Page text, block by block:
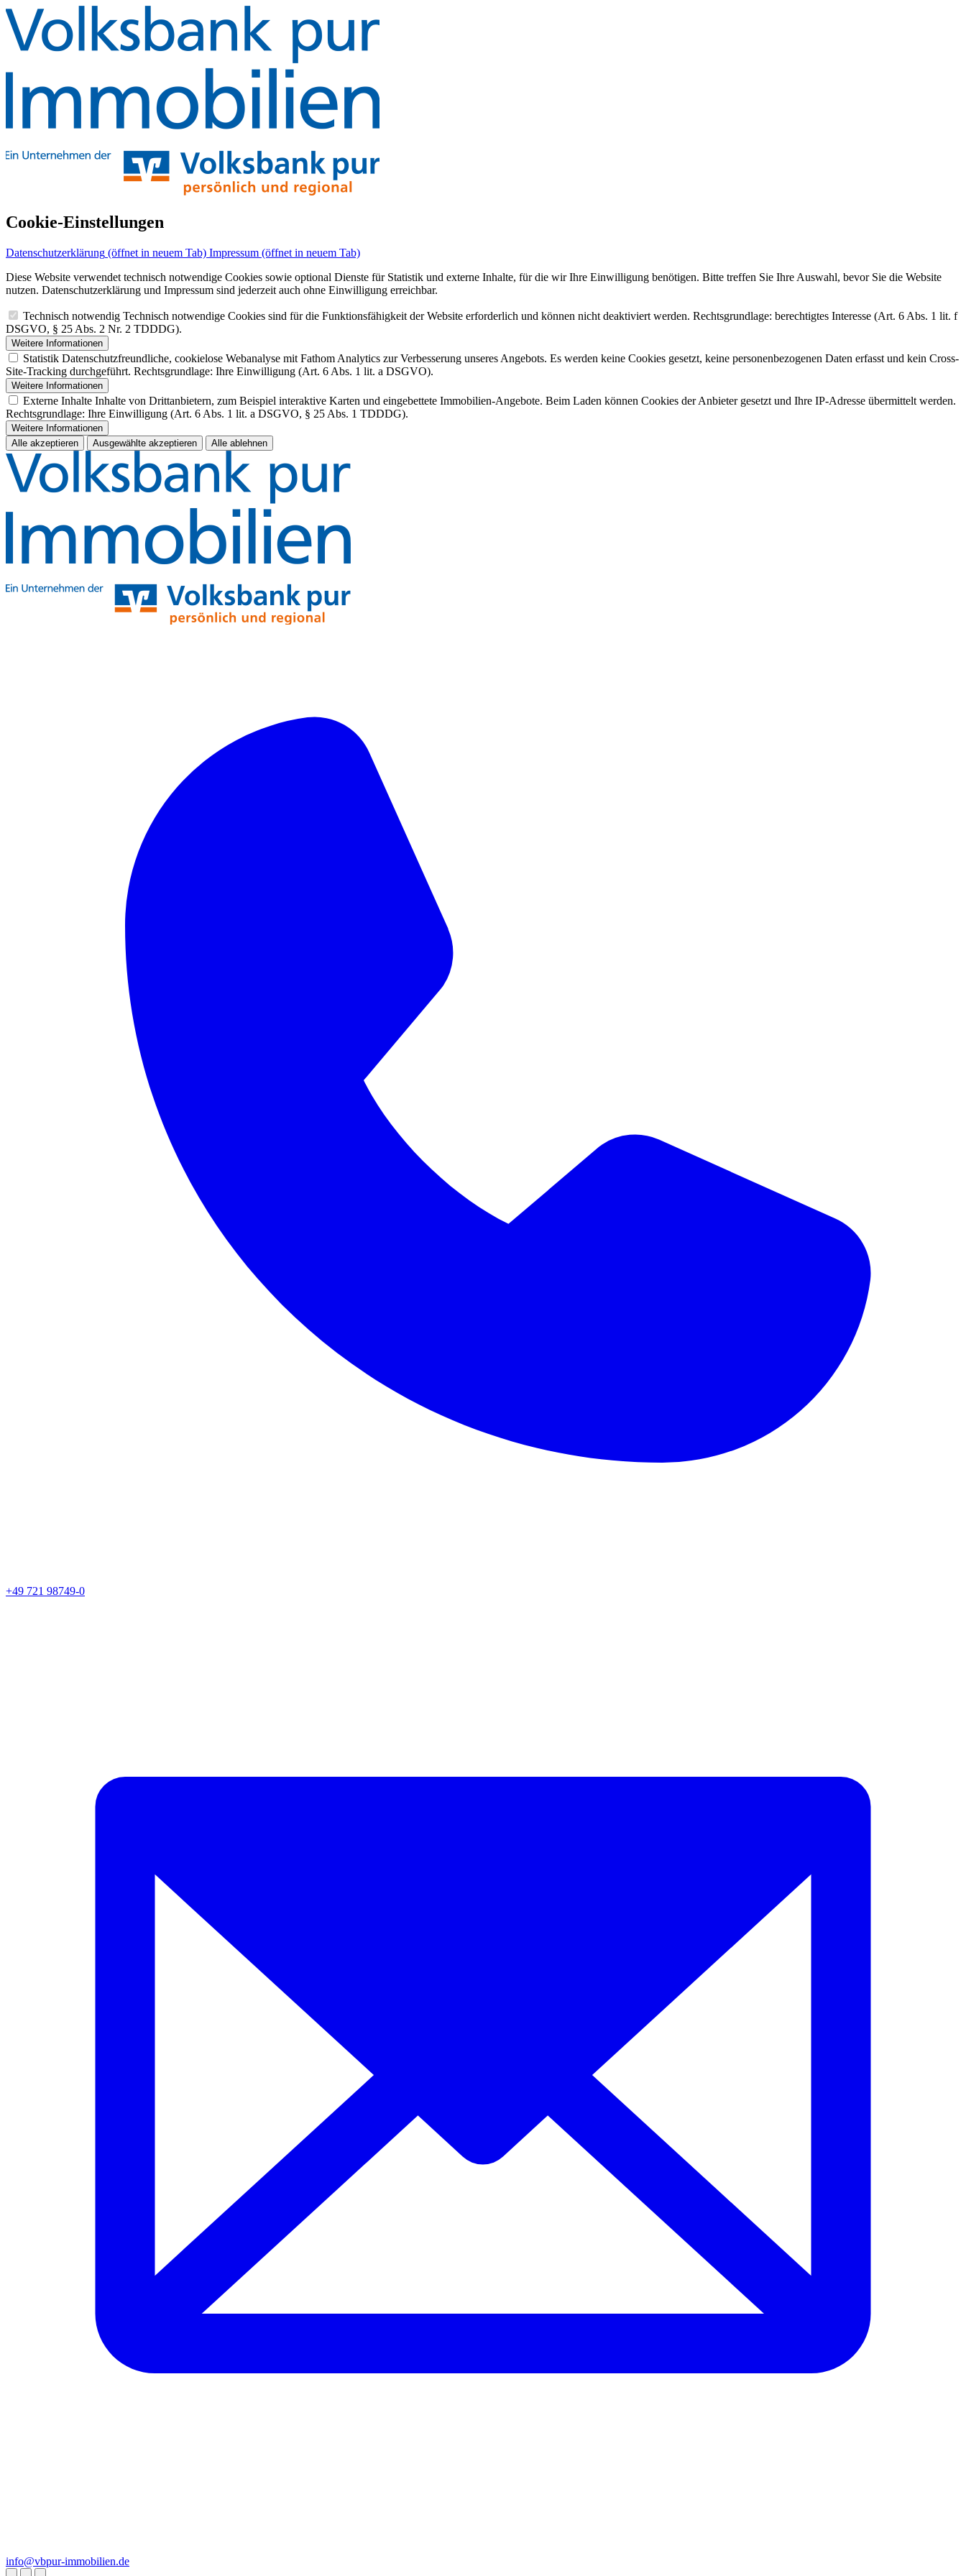
Cookie-Einstellungen
Datenschutzerklärung (öffnet in neuem Tab) Impressum (öffnet in neuem Tab)
Diese Website verwendet technisch notwendige Cookies sowie optional Dienste für Statistik und externe Inhalte, für die wir Ihre Einwilligung benötigen. Bitte treffen Sie Ihre Auswahl, bevor Sie die Website
nutzen. Datenschutzerklärung und Impressum sind jederzeit auch ohne Einwilligung erreichbar.
Technisch notwendig Technisch notwendige Cookies sind für die Funktionsfähigkeit der Website erforderlich und können nicht deaktiviert werden. Rechtsgrundlage: berechtigtes Interesse (Art. 6 Abs. 1 lit. f
DSGVO, § 25 Abs. 2 Nr. 2 TDDDG).
Weitere Informationen
Statistik Datenschutzfreundliche, cookielose Webanalyse mit Fathom Analytics zur Verbesserung unseres Angebots. Es werden keine Cookies gesetzt, keine personenbezogenen Daten erfasst und kein Cross-
Site-Tracking durchgeführt. Rechtsgrundlage: Ihre Einwilligung (Art. 6 Abs. 1 lit. a DSGVO).
Weitere Informationen
Externe Inhalte Inhalte von Drittanbietern, zum Beispiel interaktive Karten und eingebettete Immobilien-Angebote. Beim Laden können Cookies der Anbieter gesetzt und Ihre IP-Adresse übermittelt werden.
Rechtsgrundlage: Ihre Einwilligung (Art. 6 Abs. 1 lit. a DSGVO, § 25 Abs. 1 TDDDG).
Weitere Informationen
Alle akzeptieren
Ausgewählte akzeptieren Alle ablehnen
+49 721 98749-0
info@vbpur-immobilien.de